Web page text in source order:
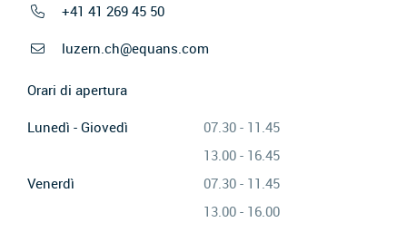
+41 41 269 45 50
luzern.ch@equans.com
Orari di apertura
Lunedì - Giovedì
07.30 - 11.45
13.00 - 16.45
Venerdì
07.30 - 11.45
13.00 - 16.00